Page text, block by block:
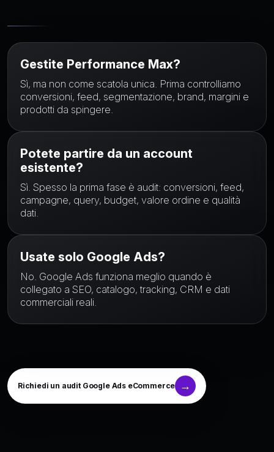
Gestite Performance Max?
Sì, ma non come scatola unica. Prima controlliamo
conversioni, feed, segmentazione, brand, margini e
prodotti da spingere.
Potete partire da un account
esistente?
Sì. Spesso la prima fase è audit: conversioni, feed,
campagne, query, budget, valore ordine e qualità
dati.
Usate solo Google Ads?
No. Google Ads funziona meglio quando è
collegato a SEO, catalogo, tracking, CRM e dati
commerciali reali.
Richiedi un audit Google Ads eCommerce